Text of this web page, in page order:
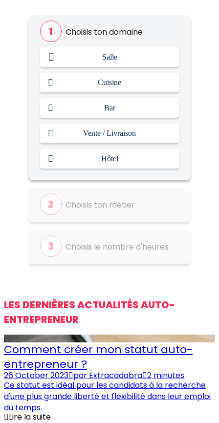
Réceptionniste
Choisis ton domaine
Salle
Cuisine
Bar
Vente / Livraison
Hôtel
Choisis ton métier
Choisis le nombre d'heures
LES DERNIÈRES ACTUALITÉS AUTO-
ENTREPRENEUR
Comment créer mon statut auto-
entrepreneur ?
26 October 2023 par Extracadabra 2 minutes
Ce statut est idéal pour les candidats à la recherche
d'une plus grande liberté et flexibilité dans leur emploi
du temps.
Lire la suite